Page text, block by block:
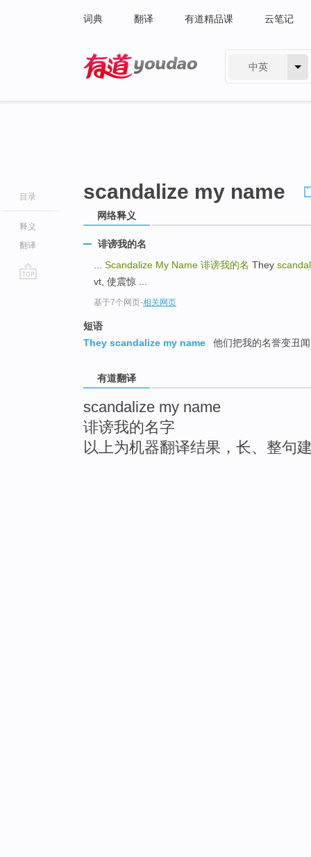
词典 翻译 有道精品课 云笔记
中英
目录
释义
翻译
scandalize my name
网络释义
诽谤我的名
Scandalize My Name 诽谤我的名 They
vt, 使震惊 ...
基于7个网页-相关网页
短语
They scandalize my name
他们把我的名誉变丑闻
有道翻译
scandalize my name
诽谤我的名字
以上为机器翻译结果，长、整句